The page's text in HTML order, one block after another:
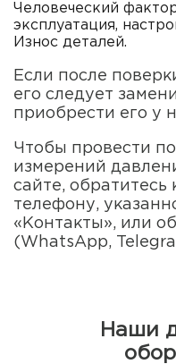
Человеческий
эксплуатация,
Износ деталей.
Если после
его следует
приобрести его у
Чтобы провести
измерений
сайте,
телефону,
«Контакты», или
(WhatsApp,
Наши